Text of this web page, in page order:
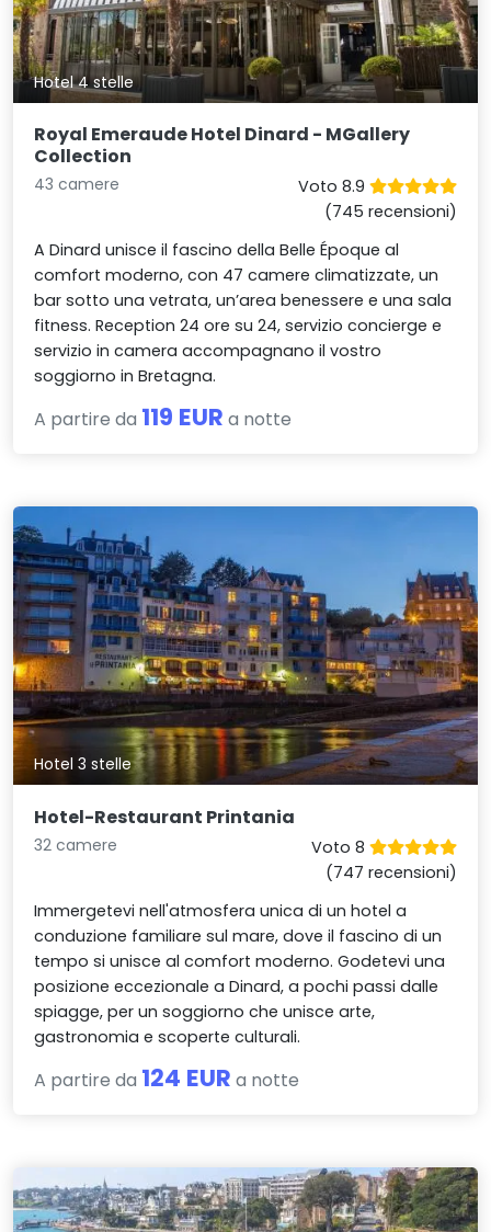
Hotel 4 stelle
Royal Emeraude Hotel Dinard - MGallery
Collection
43 camere
Voto 8.9
(745 recensioni)
A Dinard unisce il fascino della Belle Époque al
comfort moderno, con 47 camere climatizzate, un
bar sotto una vetrata, un’area benessere e una sala
fitness. Reception 24 ore su 24, servizio concierge e
servizio in camera accompagnano il vostro
soggiorno in Bretagna.
A partire da 119 EUR a notte
Hotel 3 stelle
Hotel-Restaurant Printania
32 camere
Voto 8
(747 recensioni)
Immergetevi nell'atmosfera unica di un hotel a
conduzione familiare sul mare, dove il fascino di un
tempo si unisce al comfort moderno. Godetevi una
posizione eccezionale a Dinard, a pochi passi dalle
spiagge, per un soggiorno che unisce arte,
gastronomia e scoperte culturali.
A partire da 124 EUR a notte